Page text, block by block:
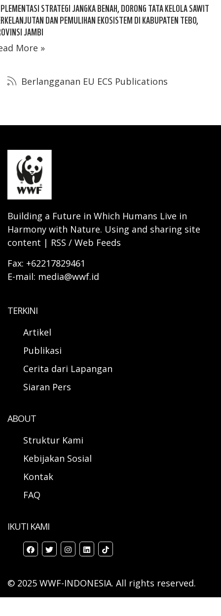
STRATEGI JANGKA BENAH, DORONG TATA KELOLA SAWIT
DAN PEMULIHAN EKOSISTEM DI KABUPATEN TEBO,
JAMBI
More »
Berlangganan EU ECS Publications
Building a Future in Which Humans Live in
Harmony with Nature. Using and sharing site
content | RSS / Web Feeds
Fax: +62217829461
E-mail: media@wwf.id
TERKINI
Artikel
Publikasi
Cerita dari Lapangan
Siaran Pers
ABOUT
Struktur Kami
Kebijakan Sosial
Kontak
FAQ
IKUTI KAMI
© 2025 WWF-INDONESIA. All rights reserved.